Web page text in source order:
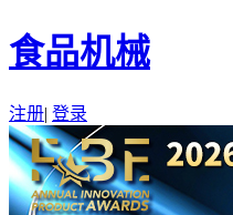
食品机械
注册| 登录